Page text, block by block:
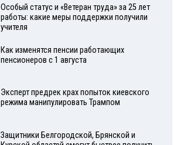
Особый статус и «Ветеран труда» за 25 лет
работы: какие меры поддержки получили
учителя
Как изменятся пенсии работающих
пенсионеров с 1 августа
Эксперт предрек крах попыток киевского
режима манипулировать Трампом
Защитники Белгородской, Брянской и